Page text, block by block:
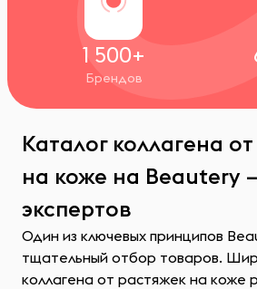
1 500+
Брендов
Каталог коллагена
на коже на Beautery
экспертов
Один из ключевых принципов
тщательный отбор товаров.
коллагена от растяжек на коже